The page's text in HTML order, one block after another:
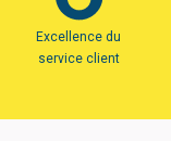
Excellence du
service client